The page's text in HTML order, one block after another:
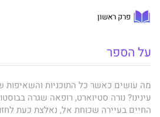
פרק ראשון
על הספר
מה עושים כאשר כל התוכניות והשאיפות
עינינו? נורה סטיוארט, רופאה שגרה
החיים בעיירה שכוחת אל, נאלצת כעת